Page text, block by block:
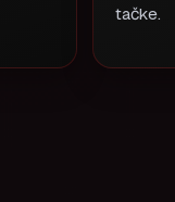
tačke.